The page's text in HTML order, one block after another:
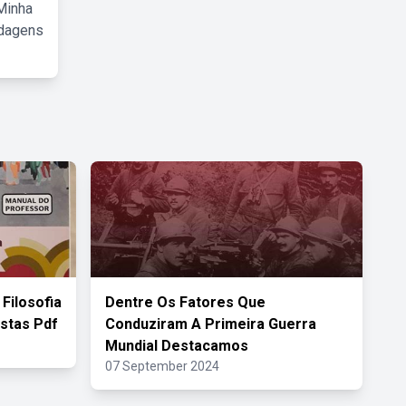
Pdf
Dentre Os Fatores Que
Conduziram A Primeira Guerra
Mundial Destacamos
07 September 2024